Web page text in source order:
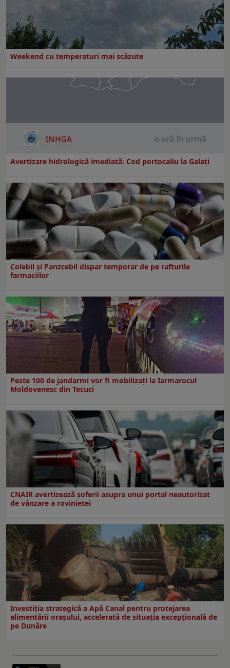
Weekend cu temperaturi mai scăzute
Avertizare hidrologică imediată: Cod portocaliu la Galaţi
Colebil și Panzcebil dispar temporar de pe rafturile
farmaciilor
Peste 100 de jandarmi vor fi mobilizați la Iarmarocul
Moldovenesc din Tecuci
CNAIR avertizează șoferii asupra unui portal neautorizat
de vânzare a rovinietei
Investiția strategică a Apă Canal pentru protejarea
alimentării orașului, accelerată de situația excepțională de
pe Dunăre